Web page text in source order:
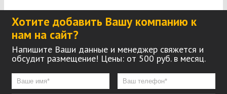
Хотите добавить Вашу компанию к
нам на сайт?
Напишите Ваши данные и менеджер свяжется и
обсудит размещение! Цены: от 500 руб. в месяц.